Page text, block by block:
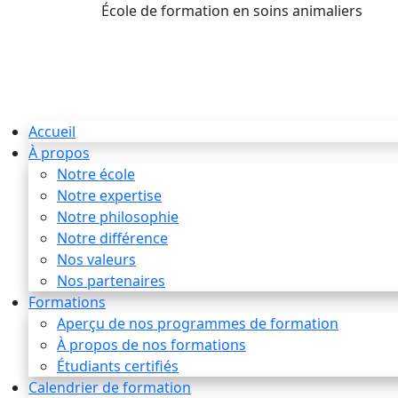
École de formation en soins animaliers
Accueil
À propos
Notre école
Notre expertise
Notre philosophie
Notre différence
Nos valeurs
Nos partenaires
Formations
Aperçu de nos programmes de formation
À propos de nos formations
Étudiants certifiés
Calendrier de formation